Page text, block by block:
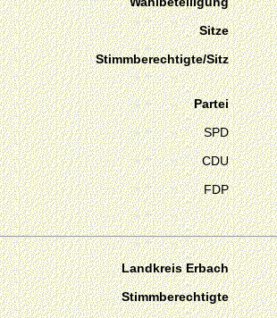
Sitze
Stimmberechtigte/Sitz
Partei
SPD
CDU
FDP
Landkreis Erbach
Stimmberechtigte